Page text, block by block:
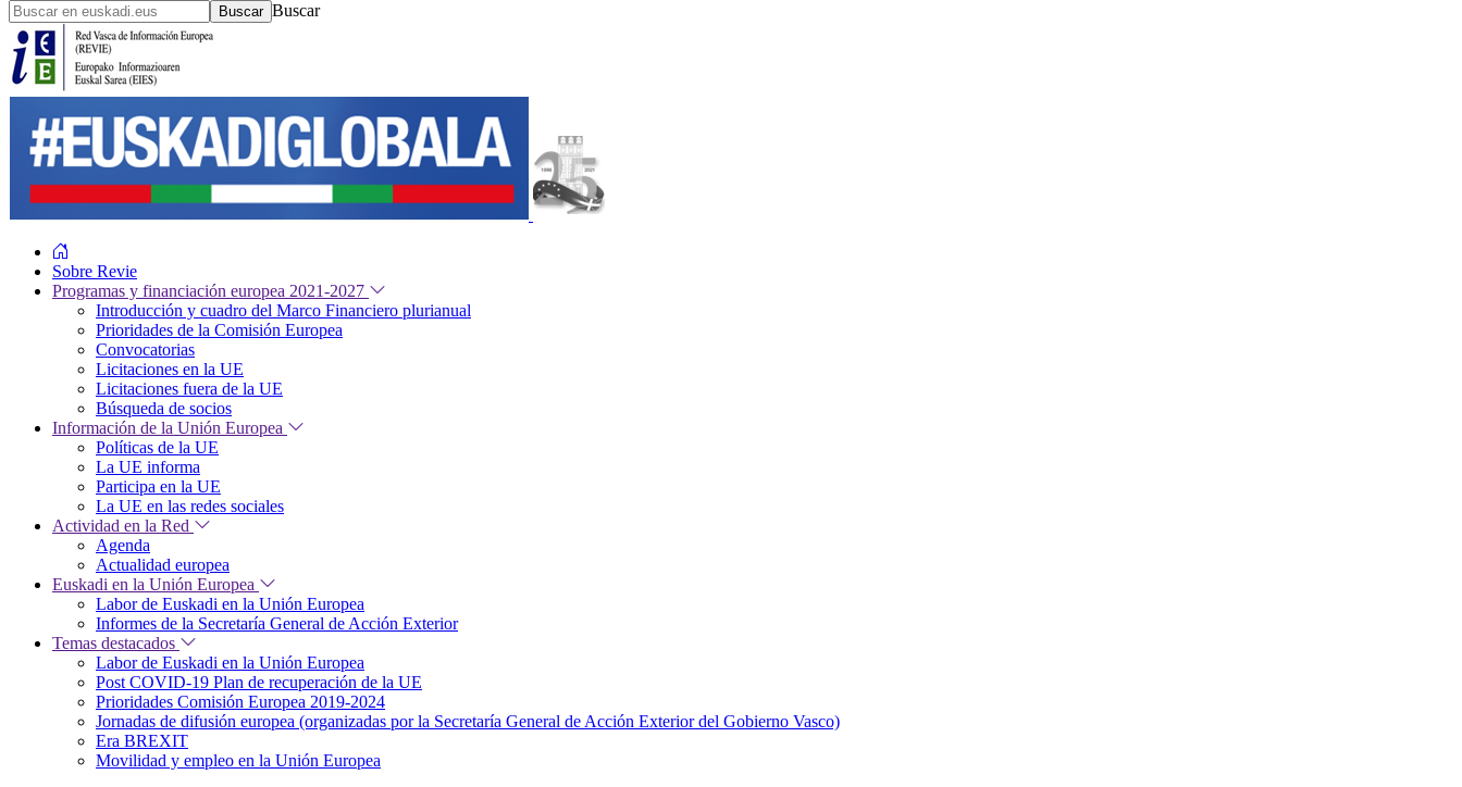
Buscar
Sobre Revie
Programas y financiación europea 2021-2027
Introducción y cuadro del Marco Financiero plurianual
Prioridades de la Comisión Europea
Convocatorias
Licitaciones en la UE
Licitaciones fuera de la UE
Búsqueda de socios
Información de la Unión Europea
Políticas de la UE
La UE informa
Participa en la UE
La UE en las redes sociales
Actividad en la Red
Agenda
Actualidad europea
Euskadi en la Unión Europea
Labor de Euskadi en la Unión Europea
Informes de la Secretaría General de Acción Exterior
Temas destacados
Labor de Euskadi en la Unión Europea
Post COVID-19 Plan de recuperación de la UE
Prioridades Comisión Europea 2019-2024
Jornadas de difusión europea (organizadas por la Secretaría General de Acción Exterior del Gobierno Vasco)
Era BREXIT
Movilidad y empleo en la Unión Europea